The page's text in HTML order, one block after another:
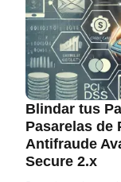
de fraudes en
Blindar tus
Pasarelas de
Antifraude
Secure 2.x